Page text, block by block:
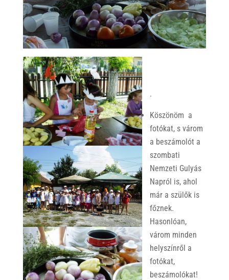
.
Köszönöm a
fotókat, s várom
a beszámolót a
szombati
Nemzeti Gulyás
Napról is, ahol
már a szülők is
főznek.
Hasonlóan,
várom minden
helyszínről a
fotókat,
beszámolókat!